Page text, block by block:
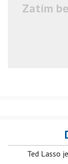
Zatím
Ted Lasso